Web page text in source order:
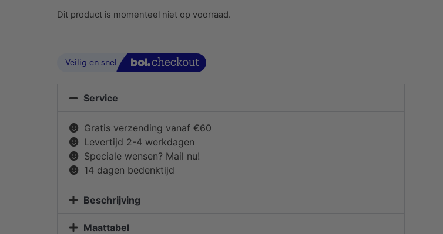
Dit product is momenteel niet op voorraad.
Service
Gratis verzending vanaf €60
Levertijd 2-4 werkdagen
Speciale wensen? Mail nu!
14 dagen bedenktijd
Beschrijving
Maattabel